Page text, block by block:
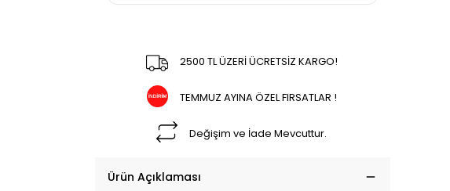
2500 TL ÜZERİ ÜCRETSİZ KARGO!
TEMMUZ AYINA ÖZEL FIRSATLAR !
Değişim ve İade Mevcuttur.
Ürün Açıklaması